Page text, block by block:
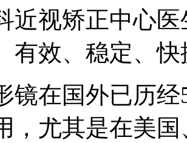
近视矫正中心
有效、稳定、
镜在国外已历
，尤其是在美